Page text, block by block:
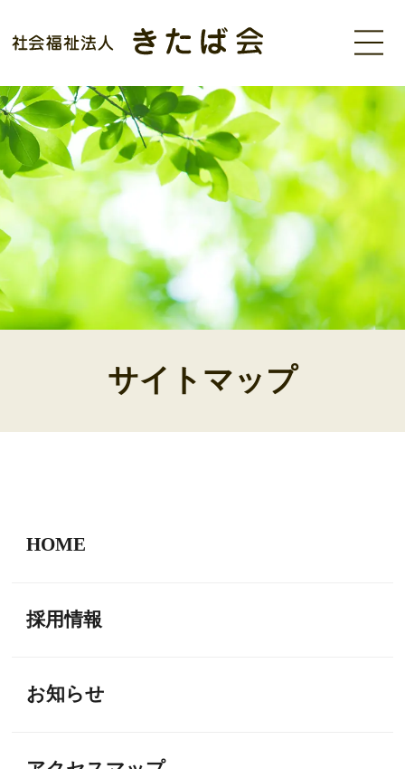
MENU
サイトマップ
HOME
採用情報
お知らせ